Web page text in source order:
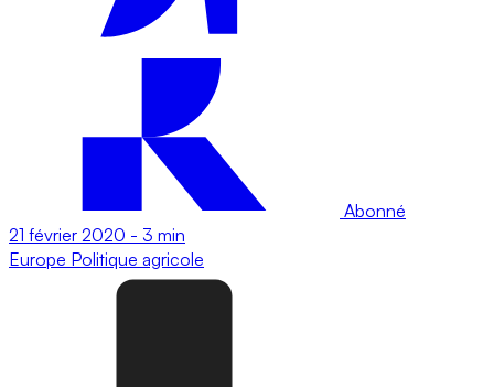
Abonné
21 février 2020 - 3 min
Europe Politique agricole